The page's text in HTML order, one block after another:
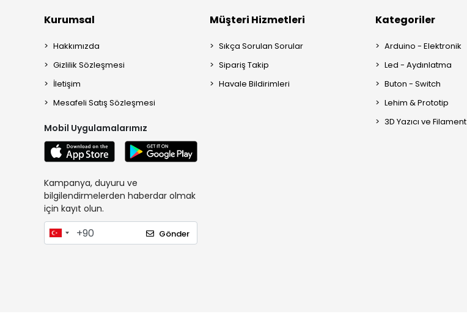
Kurumsal
Hakkımızda
Gizlilik Sözleşmesi
İletişim
Mesafeli Satış Sözleşmesi
Mobil Uygulamalarımız
Kampanya, duyuru ve
bilgilendirmelerden haberdar olmak
için kayıt olun.
Gönder
Müşteri Hizmetleri
Sıkça Sorulan Sorular
Sipariş Takip
Havale Bildirimleri
Kategoriler
Arduino - Elektronik
Led - Aydınlatma
Buton - Switch
Lehim & Prototip
3D Yazıcı ve Filament